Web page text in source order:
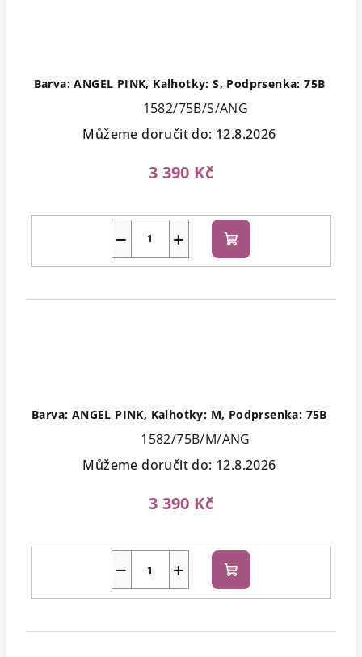
Barva: ANGEL PINK, Kalhotky: S, Podprsenka: 75B
1582/75B/S/ANG
Můžeme doručit do: 12.8.2026
3 390 Kč
+
− Do
košíku
Barva: ANGEL PINK, Kalhotky: M, Podprsenka: 75B
1582/75B/M/ANG
Můžeme doručit do: 12.8.2026
3 390 Kč
+
− Do
košíku